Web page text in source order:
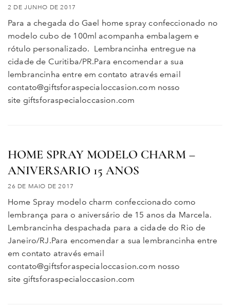
2 DE JUNHO DE 2017
Para a chegada do Gael home spray confeccionado no
modelo cubo de 100ml acompanha embalagem e
rótulo personalizado. Lembrancinha entregue na
cidade de Curitiba/PR.Para encomendar a sua
lembrancinha entre em contato através email
contato@giftsforaspecialoccasion.com nosso
site giftsforaspecialoccasion.com
HOME SPRAY MODELO CHARM –
ANIVERSARIO 15 ANOS
26 DE MAIO DE 2017
Home Spray modelo charm confeccionado como
lembrança para o aniversário de 15 anos da Marcela.
Lembrancinha despachada para a cidade do Rio de
Janeiro/RJ.Para encomendar a sua lembrancinha entre
em contato através email
contato@giftsforaspecialoccasion.com nosso
site giftsforaspecialoccasion.com